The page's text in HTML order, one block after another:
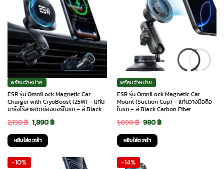
พร้อมจำหน่าย
ESR รุ่น OmniLock Magnetic Car
Charger with CryoBoost (25W) – แท่น
ชาร์จไร้สายติดช่องแอร์ในรถ – สี Black
2,190฿ Original
price
was:
1,890฿Current
1,890 ฿.
หยิบใส่ตะกร้า
พร้อมจำหน่าย
ESR รุ่น OmniLock Magnetic Car
Mount (Suction Cup) – แท่นวางมือถือ
ในรถ – สี Black Carbon Fiber
1,090฿ Original
price
was:
1,090 ฿.
980฿Current
หยิบใส่ตะกร้า
-10% -14%